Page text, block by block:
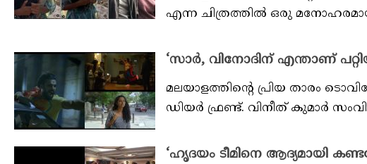
എന്ന ചിത്രത്തിൽ ഒരു
‘സാർ, വിനോദിന് എന്താണ്
മലയാളത്തിന്റെ പ്രിയ താരം
ഡിയർ ഫ്രണ്ട്. വിനീത് കുമാർ
‘ഹൃദയം ടീമിനെ ആദ്യമായി